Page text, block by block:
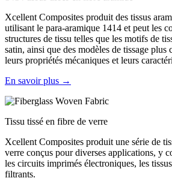
Xcellent Composites produit des tissus
utilisant le para-aramique 1414 et peut les
structures de tissu telles que les motifs de
satin, ainsi que des modèles de tissage plus
leurs propriétés mécaniques et leurs
En savoir plus →
Tissu tissé en fibre de verre
Xcellent Composites produit une série de
verre conçus pour diverses applications, y
les circuits imprimés électroniques, les
filtrants.